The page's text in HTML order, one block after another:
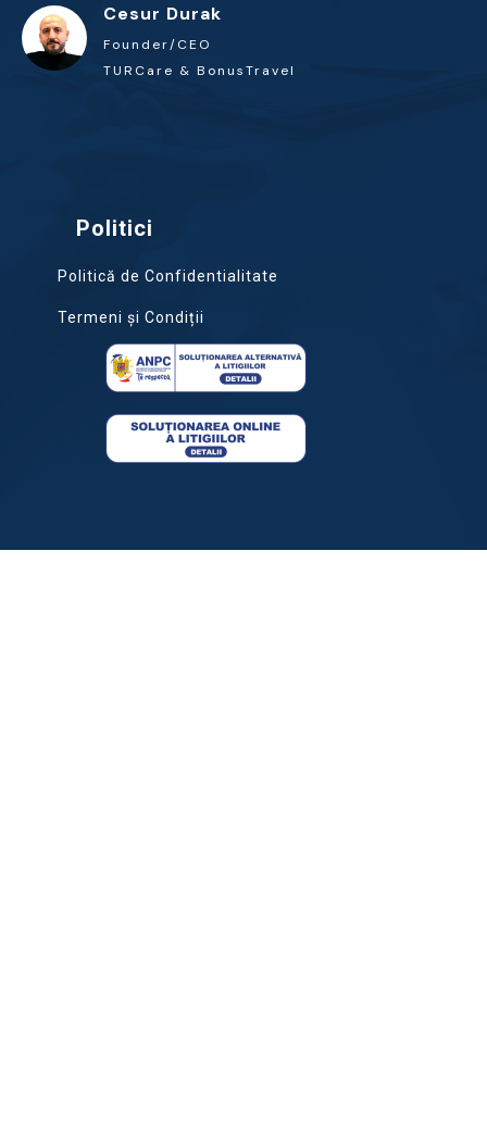
Cesur Durak
Founder/CEO
TURCare & BonusTravel
Politici
Politică de Confidentialitate
Termeni și Condiții